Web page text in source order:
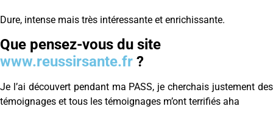
Dure, intense mais très intéressante et enrichissante.
Que pensez-vous du site
www.reussirsante.fr ?
Je l’ai découvert pendant ma PASS, je cherchais justement des
témoignages et tous les témoignages m’ont terrifiés aha